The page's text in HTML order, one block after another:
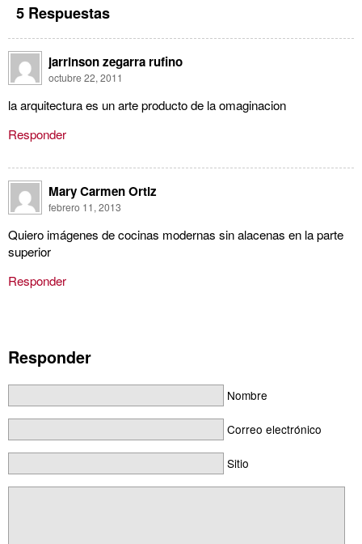
5 Respuestas
jarrinson zegarra rufino
octubre 22, 2011
la arquitectura es un arte producto de la omaginacion
Responder
Mary Carmen Ortiz
febrero 11, 2013
Quiero imágenes de cocinas modernas sin alacenas en la parte
superior
Responder
Responder
Nombre
Correo electrónico
Sitio